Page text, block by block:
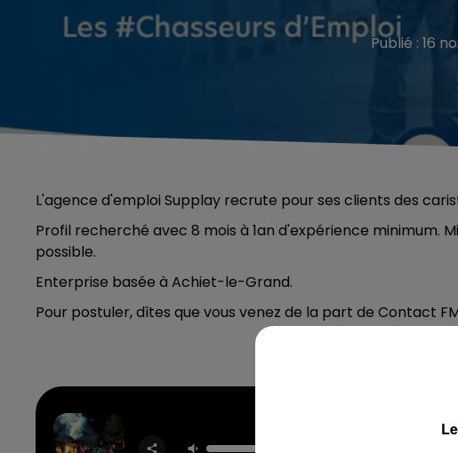
Publié : 16
L'agence d'emploi Supplay recrute pour ses clients des
Profil recherché avec 8 mois à 1an d'expérience minimum.
possible.
Enterprise basée à Achiet-le-Grand.
Pour postuler, dîtes que vous venez de la part de Contact